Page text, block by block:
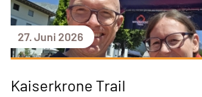
27. Juni 2026
Kaiserkrone Trail